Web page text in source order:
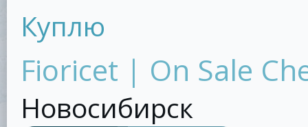
Куплю
Fioricet | On Sale
Новосибирск